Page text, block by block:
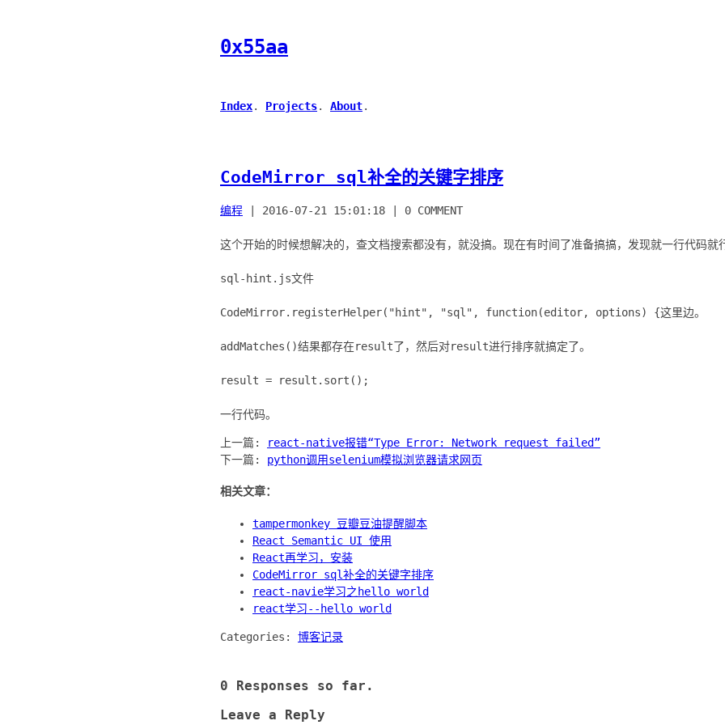
0x55aa
Index. Projects. About.
CodeMirror sql补全的关键字排序
编程 2016-07-21 15:01:18 0 COMMENT
这个开始的时候想解决的，查文档搜索都没有，就没搞。现在有时间了准备搞搞，发现就一行代码就
sql-hint.js文件
CodeMirror.registerHelper("hint", "sql", function(editor, options) {这里边。
addMatches()结果都存在result了，然后对result进行排序就搞定了。
result = result.sort();
上一篇:
react-native报错“Type Error: Network request failed”
下一篇: python调用selenium模拟浏览器请求网页
相关文章：
tampermonkey 豆瓣豆油提醒脚本
React Semantic UI 使用
React再学习，安装
CodeMirror sql补全的关键字排序
react-navie学习之hello world
react学习--hello world
Categories: 博客记录
0 Responses so far.
Leave a Reply